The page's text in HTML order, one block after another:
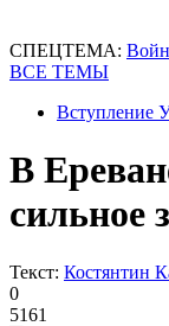
СПЕЦТЕМА:
ВСЕ ТЕМЫ
Вступление
В
сильное
Текст: Костянтин
0
5161